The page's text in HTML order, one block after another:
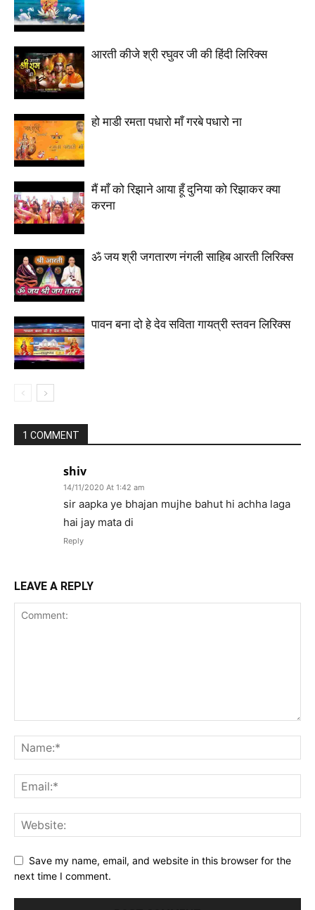
आरती कीजे श्री रघुवर जी की हिंदी लिरिक्स
हो माडी रमता पधारो माँ गरबे पधारो ना
मैं माँ को रिझाने आया हूँ दुनिया को रिझाकर क्या
करना
ॐ जय श्री जगतारण नंगली साहिब आरती लिरिक्स
पावन बना दो हे देव सविता गायत्री स्तवन लिरिक्स
1 COMMENT
shiv
14/11/2020 At 1:42 am
sir aapka ye bhajan mujhe bahut hi achha laga
hai jay mata di
Reply
LEAVE A REPLY
Save my name, email, and website in this browser for the
next time I comment.